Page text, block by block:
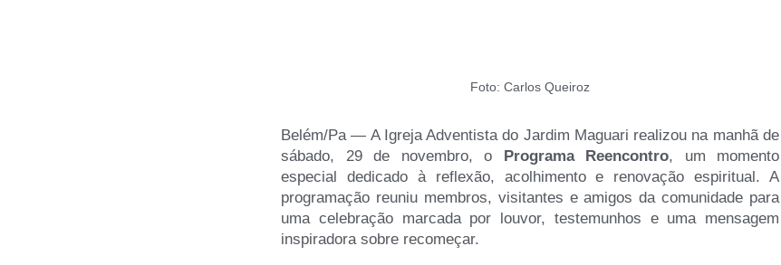
Foto: Carlos Queiroz
Belém/Pa — A Igreja Adventista do Jardim Maguari realizou na manhã de
sábado, 29 de novembro, o
Programa Reencontro, um momento
especial dedicado à reflexão, acolhimento e renovação espiritual. A
programação reuniu membros, visitantes e amigos da comunidade para
uma celebração marcada por louvor, testemunhos e uma mensagem
inspiradora sobre recomeçar.